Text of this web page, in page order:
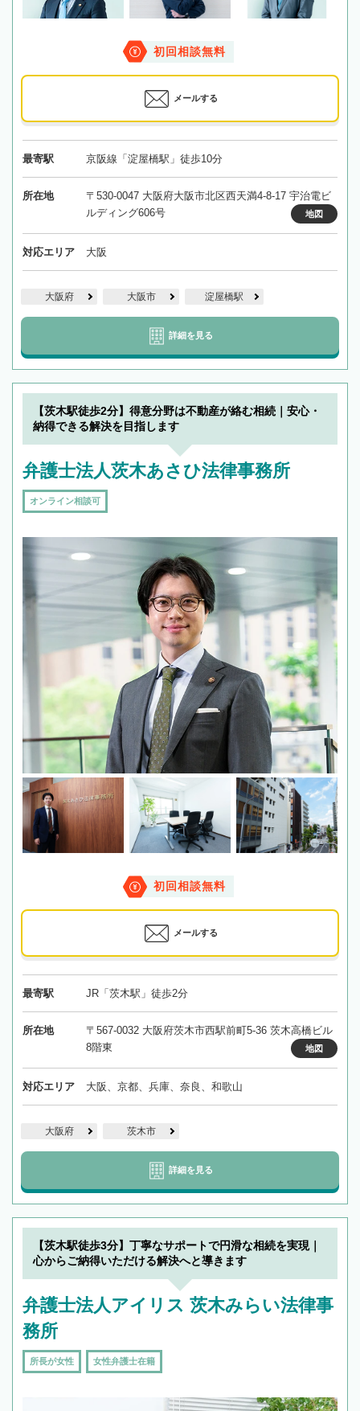
初回相談無料
メールする
最寄駅 京阪線「淀屋橋駅」徒歩10分
所在地
〒530-0047 大阪府大阪市北区西天満4-8-17 宇治電ビ
ルディング606号
地図
対応エリア 大阪
大阪府 大阪市 淀屋橋駅
詳細を見る
【茨木駅徒歩2分】得意分野は不動産が絡む相続｜安心・
納得できる解決を目指します
弁護士法人茨木あさひ法律事務所
オンライン相談可
初回相談無料
メールする
最寄駅 JR「茨木駅」徒歩2分
所在地
〒567-0032 大阪府茨木市西駅前町5-36 茨木高橋ビル
8階東
地図
対応エリア 大阪、京都、兵庫、奈良、和歌山
大阪府 茨木市
詳細を見る
【茨木駅徒歩3分】丁寧なサポートで円滑な相続を実現｜
心からご納得いただける解決へと導きます
弁護士法人アイリス 茨木みらい法律事
務所
所長が女性 女性弁護士在籍